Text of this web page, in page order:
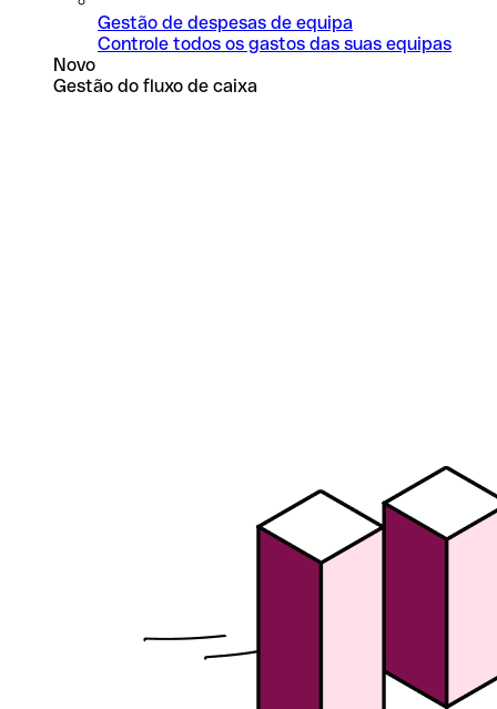
Gestão de despesas de equipa
Controle todos os gastos das suas equipas
Novo
Gestão do fluxo de caixa